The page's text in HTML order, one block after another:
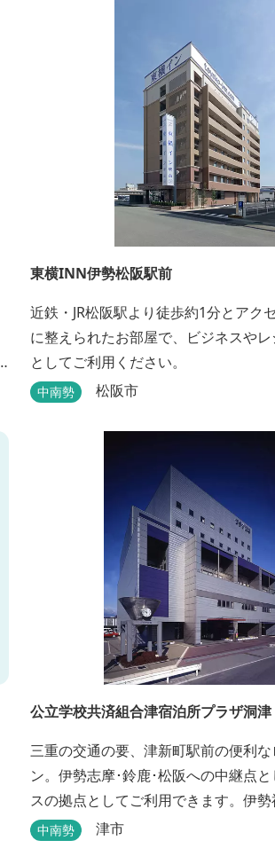
東横INN伊勢松阪駅前
近鉄・JR松阪駅より徒歩約1分とアク
に整えられたお部屋で、ビジネスや
としてご利用ください。
中南勢 松阪市
公立学校共済組合津宿泊所プラザ洞津
三重の交通の要、津新町駅前の便利な
ン。伊勢志摩･鈴鹿･松阪への中継点
スの拠点としてご利用できます。伊
や、海水浴、潮干狩りなどのレジャー
中南勢 津市